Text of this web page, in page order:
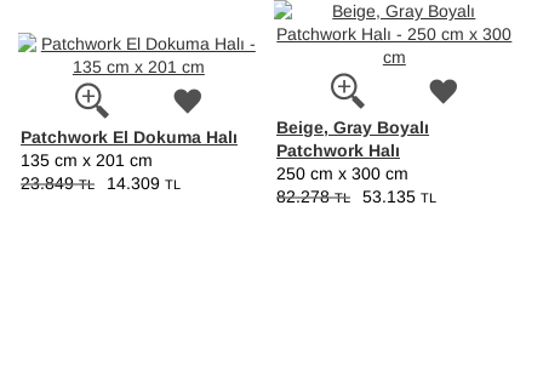
Beige, Gray Boyalı
Patchwork Halı
250 cm x 300 cm
82.278TL 53.135 TL
Patchwork El Dokuma Halı
135 cm x 201 cm
23.849TL 14.309 TL